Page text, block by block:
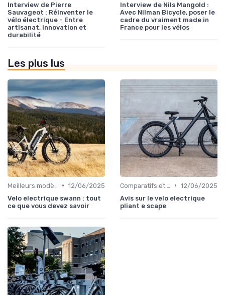
Interview de Pierre
Sauvageot : Réinventer le
vélo électrique - Entre
artisanat, innovation et
durabilité
Interview de Nils Mangold :
Avec Nilman Bicycle, poser le
cadre du vraiment made in
France pour les vélos
Les plus lus
• 12/06/2025
Velo electrique swann : tout
ce que vous devez savoir
• 12/06/2025
Avis sur le velo electrique
pliant e scape